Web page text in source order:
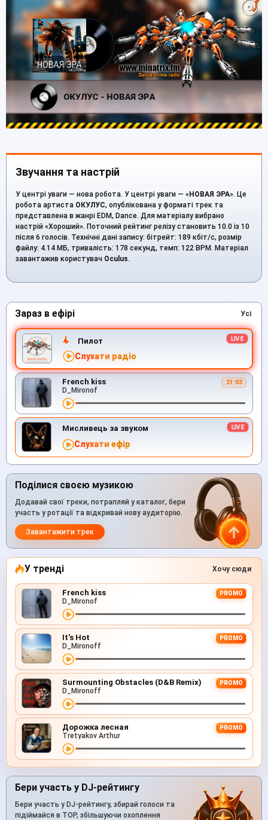
Звучання та настрій
У центрі уваги — нова робота. У центрі уваги — «НОВАЯ ЭРА». Це
робота артиста ОКУЛУС, опублікована у форматі трек та
представлена в жанрі EDM, Dance. Для матеріалу вибрано
настрій «Хороший». Поточний рейтинг релізу становить 10.0 із 10
після 6 голосів. Технічні дані запису: бітрейт: 189 кбіт/с, розмір
файлу: 4.14 МБ, тривалість: 178 секунд, темп: 122 BPM. Матеріал
завантажив користувач Oculus.
Зараз в ефірі Усі
Пилот
Слухати радіо
French kiss 21:03
D_Mironof
Мисливець за звуком
Слухати ефір
Поділися своєю музикою
Додавай свої треки, потрапляй у каталог, бери
участь у ротації та відкривай нову аудиторію.
Завантажити трек
У тренді Хочу сюди
French kiss PROMO
D_Mironof
It's Hot PROMO
D_Mironoff
Surmounting Obstacles (D&B Remix) PROMO
D_Mironoff
Дорожка лесная PROMO
Tretyakov Arthur
Бери участь у DJ-рейтингу
Бери участь у DJ-рейтингу, збирай голоси та
підіймайся в TOP, збільшуючи охоплення